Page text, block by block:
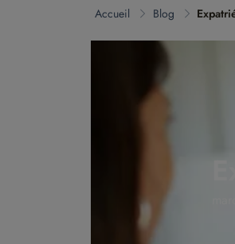
Accueil Blog